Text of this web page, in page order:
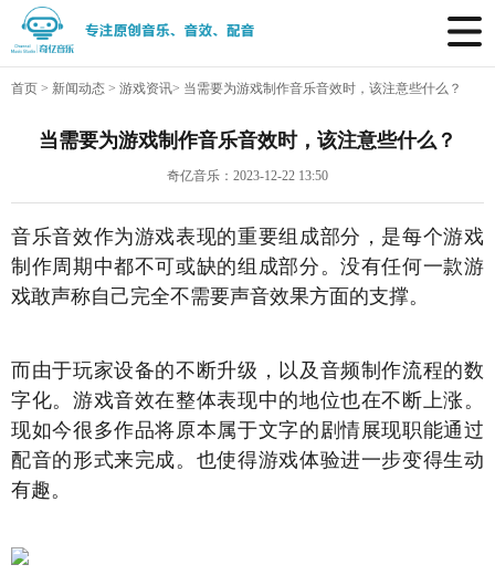
首页 > 新闻动态 > 游戏资讯> 当需要为游戏制作音乐音效时，该注意些什么？
当需要为游戏制作音乐音效时，该注意些什么？
奇亿音乐：2023-12-22 13:50
音乐音效作为游戏表现的重要组成部分，是每个游戏
制作周期中都不可或缺的组成部分。没有任何一款游
戏敢声称自己完全不需要声音效果方面的支撑。
而由于玩家设备的不断升级，以及音频制作流程的数
字化。游戏音效在整体表现中的地位也在不断上涨。
现如今很多作品将原本属于文字的剧情展现职能通过
配音的形式来完成。也使得游戏体验进一步变得生动
有趣。